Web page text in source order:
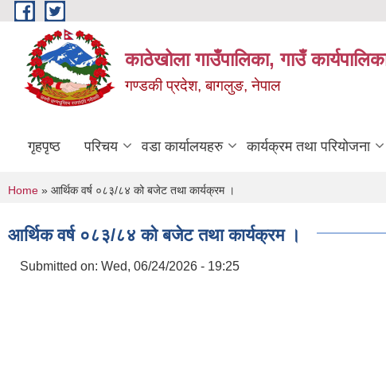
Skip to main content
काठेखोला गाउँपालिका, गाउँ
गण्डकी प्रदेश, बागलुङ, नेपाल
गृहपृष्ठ परिचय वडा कार्यालयहरु कार्यक्रम तथा परियोजना
You are here
Home » आर्थिक वर्ष ०८३/८४ को बजेट तथा कार्यक्रम ।
आर्थिक वर्ष ०८३/८४ को बजेट तथा कार्यक्रम ।
Submitted on: Wed, 06/24/2026 - 19:25